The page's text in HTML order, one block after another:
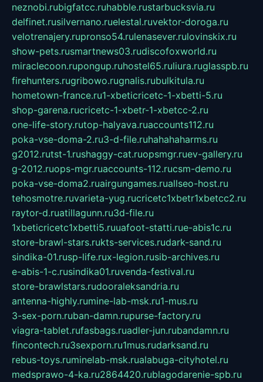
neznobi.rubigfatcc.ruhabble.rustarbucksvia.ru
delfinet.rusilvernano.ruelestal.ruvektor-doroga.ru
velotrenajery.rupronso54.rulenasever.rulovinskix.ru
show-pets.rusmartnews03.rudiscofoxworld.ru
miraclecoon.rupongup.ruhostel65.ruliura.ruglasspb.ru
firehunters.rugribowo.rugnalis.rubulkitula.ru
hometown-france.ru1-xbeticricetc-1-xbetti-5.ru
shop-garena.rucricetc-1-xbetr-1-xbetcc-2.ru
one-life-story.rutop-halyava.ruaccounts112.ru
poka-vse-doma-2.ru3-d-file.ruhahahaharms.ru
g2012.rutst-1.rushaggy-cat.ruopsmgr.ruev-gallery.ru
g-2012.ruops-mgr.ruaccounts-112.rucsm-demo.ru
poka-vse-doma2.ruairgungames.ruallseo-host.ru
tehosmotre.ruvarieta-yug.rucricetc1xbetr1xbetcc2.ru
raytor-d.ruatillagunn.ru3d-file.ru
1xbeticricetc1xbetti5.ruuafoot-statti.rue-abis1c.ru
store-brawl-stars.rukts-services.rudark-sand.ru
sindika-01.rusp-life.rux-legion.rusib-archives.ru
e-abis-1-c.rusindika01.ruvenda-festival.ru
store-brawlstars.rudooraleksandria.ru
antenna-highly.rumine-lab-msk.ru1-mus.ru
3-sex-porn.ruban-damn.rupurse-factory.ru
viagra-tablet.rufasbags.ruadler-jun.rubandamn.ru
fincontech.ru3sexporn.ru1mus.rudarksand.ru
rebus-toys.ruminelab-msk.rualabuga-cityhotel.ru
medsprawo-4-ka.ru2864420.rublagodarenie-spb.ru